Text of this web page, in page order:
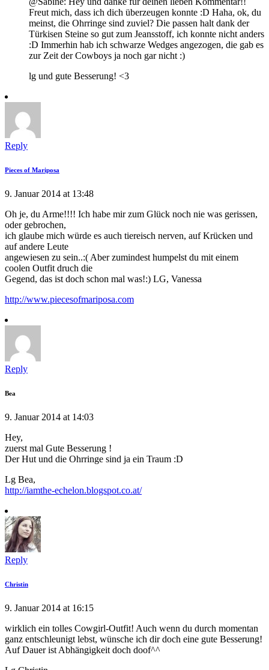
Freut mich, dass ich dich überzeugen konnte :D Haha, ok, du
meinst, die Ohrringe sind zuviel? Die passen halt dank der
Türkisen Steine so gut zum Jeansstoff, ich konnte nicht anders
:D Immerhin hab ich schwarze Wedges angezogen, die gab es
zur Zeit der Cowboys ja noch gar nicht :)
lg und gute Besserung! <3
Reply
Pieces of Mariposa
9. Januar 2014 at 13:48
Oh je, du Arme!!!! Ich habe mir zum Glück noch nie was gerissen,
oder gebrochen,
ich glaube mich würde es auch tiereisch nerven, auf Krücken und
auf andere Leute
angewiesen zu sein..:( Aber zumindest humpelst du mit einem
coolen Outfit druch die
Gegend, das ist doch schon mal was!:) LG, Vanessa
http://www.piecesofmariposa.com
Reply
Bea
9. Januar 2014 at 14:03
Hey,
zuerst mal Gute Besserung !
Der Hut und die Ohrringe sind ja ein Traum :D
Lg Bea,
http://iamthe-echelon.blogspot.co.at/
Reply
Christin
9. Januar 2014 at 16:15
wirklich ein tolles Cowgirl-Outfit! Auch wenn du durch momentan
ganz entschleunigt lebst, wünsche ich dir doch eine gute Besserung!
Auf Dauer ist Abhängigkeit doch doof^^